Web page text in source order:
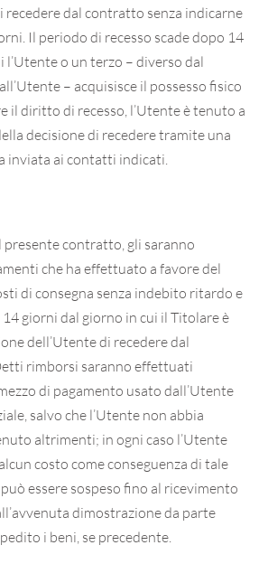
recedere dal contratto senza indicarne
Il periodo di recesso scade dopo 14
o un terzo – diverso dal
– acquisisce il possesso fisico
il diritto di recesso, l’Utente è tenuto a
decisione di recedere tramite una
inviata ai contatti indicati.
presente contratto, gli saranno
che ha effettuato a favore del
di consegna senza indebito ritardo e
giorni dal giorno in cui il Titolare è
dell’Utente di recedere dal
rimborsi saranno effettuati
di pagamento usato dall’Utente
salvo che l’Utente non abbia
altrimenti; in ogni caso l’Utente
costo come conseguenza di tale
essere sospeso fino al ricevimento
dimostrazione da parte
i beni, se precedente.